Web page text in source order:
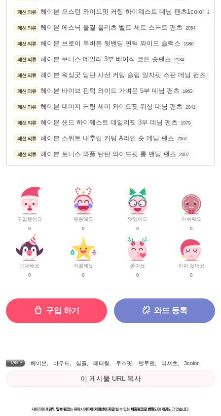
패션 의류 헤이븐 모스턴 와이드핏 커팅 하이웨스트 데님 팬츠1color 2105
패션 의류 헤이븐 에스닉 물결 플리츠 벨트 세트 스커트 팬츠 2054
패션 의류 헤이븐 브로이 투버튼 뒷밴딩 핀턱 와이드 슬랙스 1986
패션 의류 헤이븐 쿠니스 데일리 3부 베이직 코튼 숏팬츠 2134
패션 의류 헤이븐 워싱굿 밑단 사선 커팅 슬림 일자핏 스판 데님 팬츠 2095
패션 의류 헤이븐 바이브 핀턱 와이드 가벼운 5부 데님 팬츠 1963
패션 의류 헤이븐 데미지 커팅 세미 와이드핏 워싱 데님 팬츠 2041
패션 의류 헤이븐 샌드 하이웨스트 데일리핏 3부 데님 팬츠 1979
패션 의류 헤이븐 스위트 내추럴 커팅 A라인 숏 데님 팬츠 2061
패션 의류 헤이븐 토니스 와플 탄탄 와이드핏 롱 밴딩 팬츠 2007
구입했어요
0
기대돼요
0
유용해요
0
저렴해요
0
맛있어요
0
좋아요
0
아쉬워요
0
이미 샀어요
0
구입 하기 와드 등록
TAG • 헤이븐 바무드 심플 레터링 루즈핏 맨투맨 티셔츠 3color
이 게시물 URL 복사